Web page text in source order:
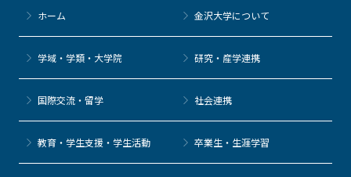
ホーム 金沢大学について
学域・学類・大学院 研究・産学連携
国際交流・留学 社会連携
教育・学生支援・学生活動 卒業生・生涯学習